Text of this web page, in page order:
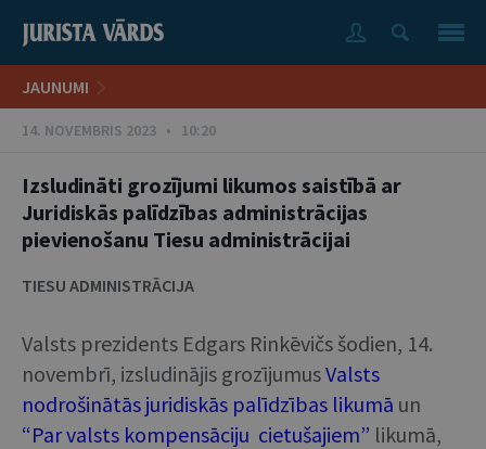
JAUNUMI
14. NOVEMBRIS 2023 • 10:20
Izsludināti grozījumi likumos saistībā ar
Juridiskās palīdzības administrācijas
pievienošanu Tiesu administrācijai
TIESU ADMINISTRĀCIJA
Valsts prezidents Edgars Rinkēvičs šodien, 14.
novembrī, izsludinājis grozījumusValsts
nodrošinātās juridiskās palīdzības likumā un
“Par valsts kompensāciju cietušajiem” likumā,